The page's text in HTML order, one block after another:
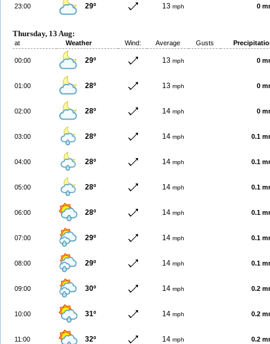
23:00 29º 13 mph 0
Thursday, 13 Aug:
at Weather Wind: Average Gusts
00:00 29º 13 mph 0
01:00 28º 13 mph 0
02:00 28º 14 mph 0
03:00 28º 14 mph 0.1
04:00 28º 14 mph 0.1
05:00 28º 14 mph 0.1
06:00 28º 14 mph 0.1
07:00 29º 14 mph 0.1
08:00 29º 14 mph 0.1
09:00 30º 14 mph 0.2
10:00 31º 14 mph 0.2
11:00 32º 14 mph 0.2